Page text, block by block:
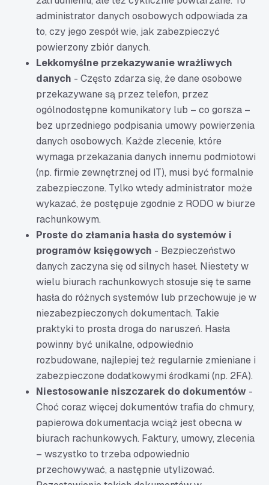
administrator danych osobowych odpowiada za
to, czy jego zespół wie, jak zabezpieczyć
powierzony zbiór danych.
Lekkomyślne przekazywanie wrażliwych
danych - Często zdarza się, że dane osobowe
przekazywane są przez telefon, przez
ogólnodostępne komunikatory lub – co gorsza –
bez uprzedniego podpisania umowy powierzenia
danych osobowych. Każde zlecenie, które
wymaga przekazania danych innemu podmiotowi
(np. firmie zewnętrznej od IT), musi być formalnie
zabezpieczone. Tylko wtedy administrator może
wykazać, że postępuje zgodnie z RODO w biurze
rachunkowym.
Proste do złamania hasła do systemów i
programów księgowych - Bezpieczeństwo
danych zaczyna się od silnych haseł. Niestety w
wielu biurach rachunkowych stosuje się te same
hasła do różnych systemów lub przechowuje je w
niezabezpieczonych dokumentach. Takie
praktyki to prosta droga do naruszeń. Hasła
powinny być unikalne, odpowiednio
rozbudowane, najlepiej też regularnie zmieniane i
zabezpieczone dodatkowymi środkami (np. 2FA).
Niestosowanie niszczarek do dokumentów -
Choć coraz więcej dokumentów trafia do chmury,
papierowa dokumentacja wciąż jest obecna w
biurach rachunkowych. Faktury, umowy, zlecenia
– wszystko to trzeba odpowiednio
przechowywać, a następnie utylizować.